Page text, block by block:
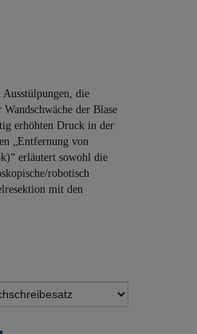
die
der Blase
erhöhten Druck in der
„Entfernung von
erläutert sowohl die
robotisch
mit den